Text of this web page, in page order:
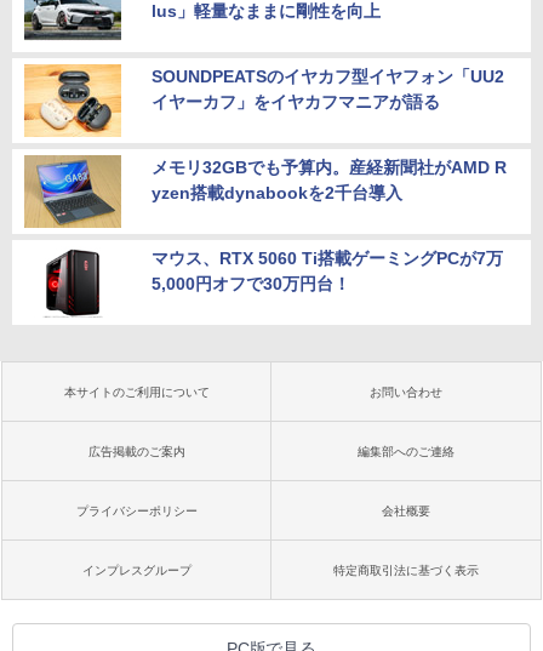
lus」軽量なままに剛性を向上
SOUNDPEATSのイヤカフ型イヤフォン「UU2
イヤーカフ」をイヤカフマニアが語る
メモリ32GBでも予算内。産経新聞社がAMD R
yzen搭載dynabookを2千台導入
マウス、RTX 5060 Ti搭載ゲーミングPCが7万
5,000円オフで30万円台！
本サイトのご利用について お問い合わせ
広告掲載のご案内 編集部へのご連絡
プライバシーポリシー 会社概要
インプレスグループ 特定商取引法に基づく表示